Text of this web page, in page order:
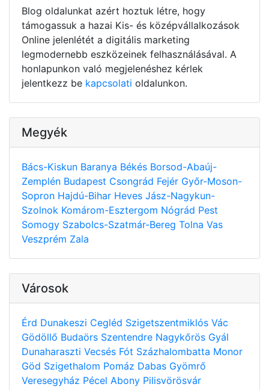
Blog oldalunkat azért hoztuk létre, hogy
támogassuk a hazai Kis- és középvállalkozások
Online jelenlétét a digitális marketing
legmodernebb eszközeinek felhasználásával. A
honlapunkon való megjelenéshez kérlek
jelentkezz be kapcsolati oldalunkon.
Megyék
Bács-Kiskun Baranya Békés Borsod-Abaúj-
Zemplén Budapest Csongrád Fejér Győr-Moson-
Sopron Hajdú-Bihar Heves Jász-Nagykun-
Szolnok Komárom-Esztergom Nógrád Pest
Somogy Szabolcs-Szatmár-Bereg Tolna Vas
Veszprém Zala
Városok
Érd Dunakeszi Cegléd Szigetszentmiklós Vác
Gödöllő Budaörs Szentendre Nagykőrös Gyál
Dunaharaszti Vecsés Fót Százhalombatta Monor
Göd Szigethalom Pomáz Dabas Gyömrő
Veresegyház Pécel Abony Pilisvörösvár